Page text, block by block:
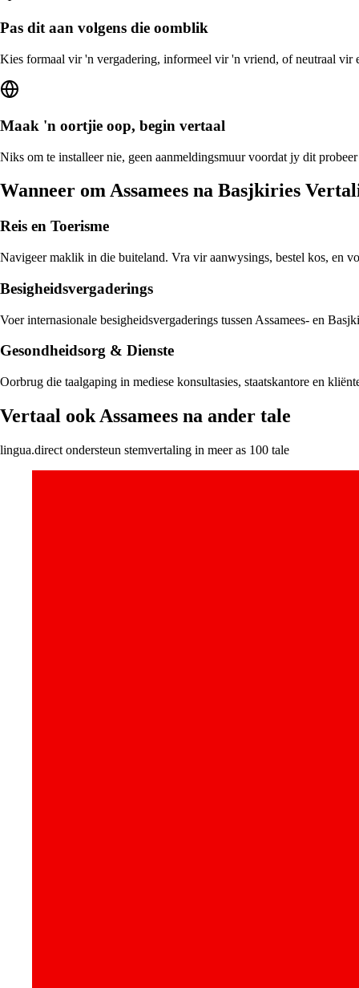
Pas dit aan volgens die oomblik
Kies formaal vir 'n vergadering, informeel vir 'n vriend, of neutraal vir
Maak 'n oortjie oop, begin vertaal
Niks om te installeer nie, geen aanmeldingsmuur voordat jy dit
Wanneer om Assamees na Basjkiries
Reis en Toerisme
Navigeer maklik in die buiteland. Vra vir aanwysings, bestel kos, en
Besigheidsvergaderings
Voer internasionale besigheidsvergaderings tussen Assamees- en
Gesondheidsorg & Dienste
Oorbrug die taalgaping in mediese konsultasies, staatskantore en
Vertaal ook Assamees na ander tale
lingua.direct ondersteun stemvertaling in meer as 100 tale